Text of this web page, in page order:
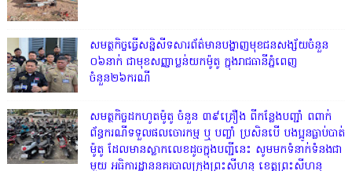
សមត្ថកិច្ចធ្វើសន្និសីទសារព័ត៌មានបង្ហាញមុខជនសង្ស័យចំនួន
០៦នាក់ ជាមុខសញ្ញាប្លន់យកម៉ូតូ ក្នុងរាជធានីភ្នំពេញ
ចំនួន២៦ករណី
សមត្ថកិច្ចដកហូតម៉ូតូ ចំនួន ៣៩គ្រឿង ពីកន្លែងបញ្ជាំ ពពាក់
ព័ន្ធករណីទទួលផលចោរកម្ម ឬ បញ្ចាំ ប្រសិនបើ បងប្អូនធ្លាប់បាត់
ម៉ូតូ ដែលមានស្លាកលេខដូចក្នុងបញ្ជីនេះ សូមមកទំនាក់ទំនងជា
មួយ អធិការដ្ឋាននគរបាលក្រុងព្រះសីហនុ ខេត្តព្រះសីហនុ